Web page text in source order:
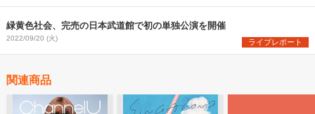
緑黄色社会、完売の日本武道館で初の単独公演を開催
2022/09/20 (火) ライブレポート
関連商品